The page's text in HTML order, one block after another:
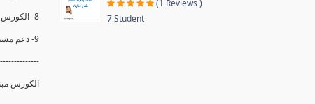
8- الكورس مبني علي خبره عمليه .
9- دعم مستمر للكورس.
--------------
الكورس
(1 Reviews )
7 Student